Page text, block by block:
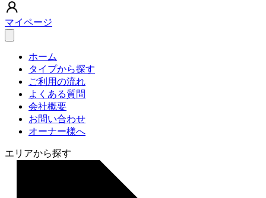
マイページ
ホーム
タイプから探す
ご利用の流れ
よくある質問
会社概要
お問い合わせ
オーナー様へ
エリアから探す